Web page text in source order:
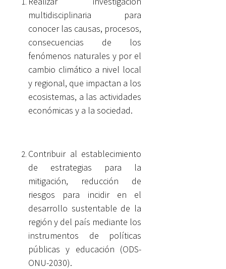
multidisciplinaria para
conocer las causas, procesos,
consecuencias de los
fenómenos naturales y por el
cambio climático a nivel local
y regional, que impactan a los
ecosistemas, a las actividades
económicas y a la sociedad.
Contribuir al establecimiento
de estrategias para la
mitigación, reducción de
riesgos para incidir en el
desarrollo sustentable de la
región y del país mediante los
instrumentos de políticas
públicas y educación (ODS-
ONU-2030).